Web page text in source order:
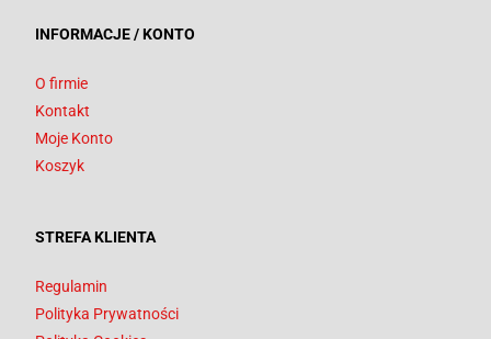
INFORMACJE / KONTO
O firmie
Kontakt
Moje Konto
Koszyk
STREFA KLIENTA
Regulamin
Polityka Prywatności